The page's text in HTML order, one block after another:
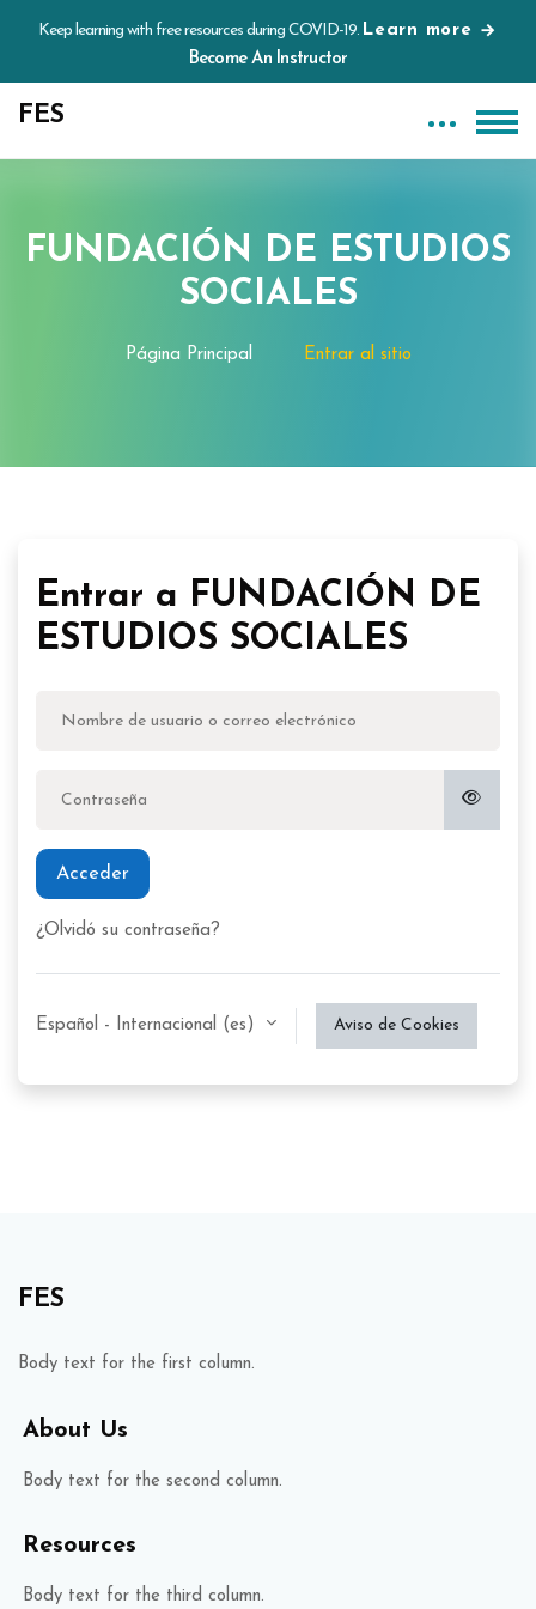
Keep learning with free resources during COVID-19. Learn more
Become An Instructor
FES
FUNDACIÓN DE ESTUDIOS
SOCIALES
Página Principal Entrar al sitio
Entrar a FUNDACIÓN DE
ESTUDIOS SOCIALES
Acceder
¿Olvidó su contraseña?
Español - Internacional ‎(es)‎ Aviso de Cookies
FES
Body text for the first column.
About Us
Body text for the second column.
Resources
Body text for the third column.